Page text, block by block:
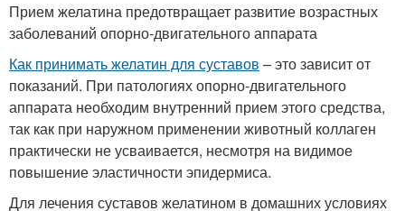
Прием желатина предотвращает развитие возрастных
заболеваний опорно-двигательного аппарата
Как принимать желатин для суставов – это зависит от
показаний. При патологиях опорно-двигательного
аппарата необходим внутренний прием этого средства,
так как при наружном применении животный коллаген
практически не усваивается, несмотря на видимое
повышение эластичности эпидермиса.
Для лечения суставов желатином в домашних условиях